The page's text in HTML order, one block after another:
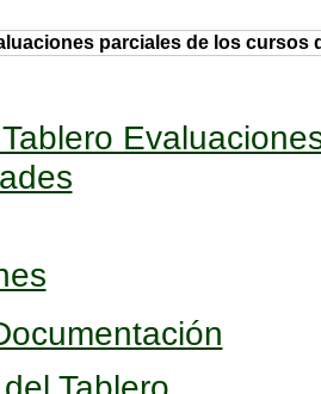
parciales de los cursos